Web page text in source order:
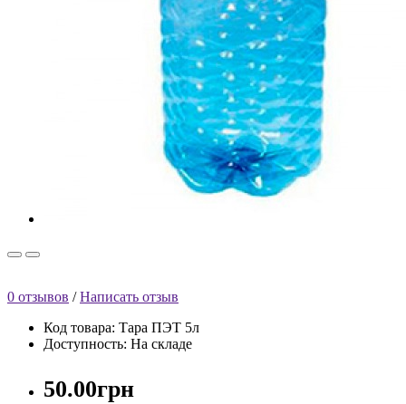
0 отзывов /Написать отзыв
Код товара: Тара ПЭТ 5л
Доступность: На складе
50.00грн